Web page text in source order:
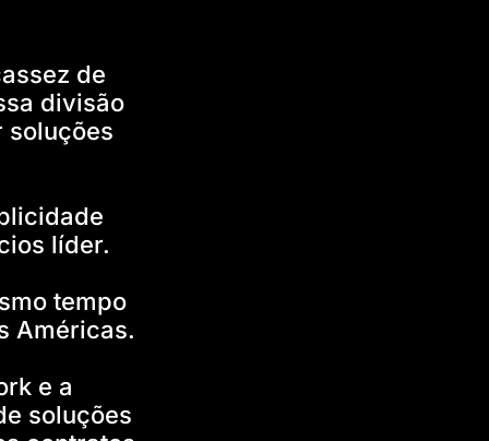
de
divisão
soluções
líder.
tempo
Américas.
e a
soluções